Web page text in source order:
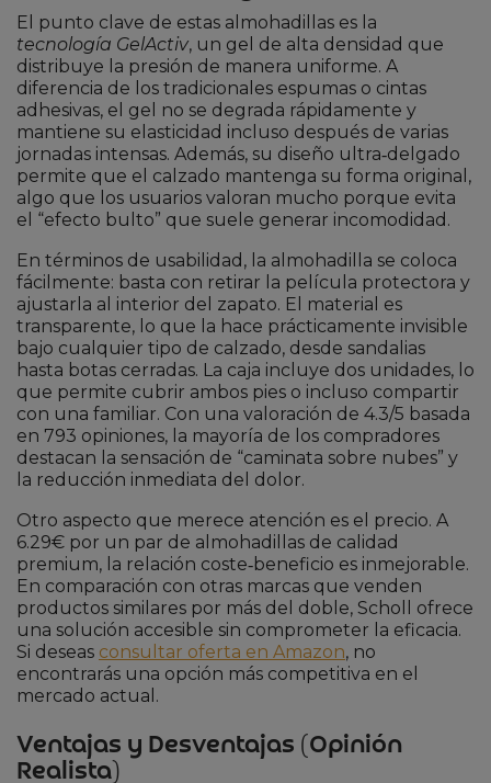
El punto clave de estas almohadillas es la
tecnología GelActiv, un gel de alta densidad que
distribuye la presión de manera uniforme. A
diferencia de los tradicionales espumas o cintas
adhesivas, el gel no se degrada rápidamente y
mantiene su elasticidad incluso después de varias
jornadas intensas. Además, su diseño ultra‑delgado
permite que el calzado mantenga su forma original,
algo que los usuarios valoran mucho porque evita
el “efecto bulto” que suele generar incomodidad.
En términos de usabilidad, la almohadilla se coloca
fácilmente: basta con retirar la película protectora y
ajustarla al interior del zapato. El material es
transparente, lo que la hace prácticamente invisible
bajo cualquier tipo de calzado, desde sandalias
hasta botas cerradas. La caja incluye dos unidades, lo
que permite cubrir ambos pies o incluso compartir
con una familiar. Con una valoración de 4.3/5 basada
en 793 opiniones, la mayoría de los compradores
destacan la sensación de “caminata sobre nubes” y
la reducción inmediata del dolor.
Otro aspecto que merece atención es el precio. A
6.29€ por un par de almohadillas de calidad
premium, la relación coste‑beneficio es inmejorable.
En comparación con otras marcas que venden
productos similares por más del doble, Scholl ofrece
una solución accesible sin comprometer la eficacia.
Si deseas consultar oferta en Amazon, no
encontrarás una opción más competitiva en el
mercado actual.
Ventajas y Desventajas (Opinión
Realista)